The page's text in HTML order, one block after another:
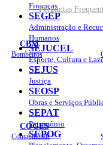
CBM
Bombeiros
COGES
Contabilidade
Perguntas
Finanças
SEGEP
Administração e
Humanos
SEJUCEL
Esporte, Cultura e
SEJUS
Justiça
SEOSP
Obras e Serviços
SEPAT
Patrimônio
SEPOG